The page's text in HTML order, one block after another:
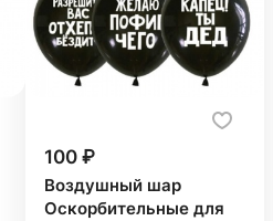
100 ₽
Воздушный шар
Оскорбительные для